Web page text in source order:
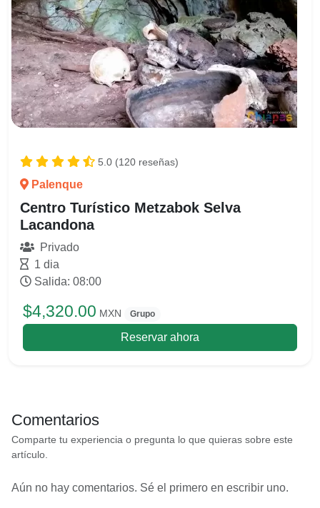
5.0 (120 reseñas)
Palenque
Centro Turístico Metzabok Selva
Lacandona
Privado
1 dia
Salida: 08:00
$4,320.00 MXN Grupo
Reservar ahora
Comentarios
Comparte tu experiencia o pregunta lo que quieras sobre este
artículo.
Aún no hay comentarios. Sé el primero en escribir uno.